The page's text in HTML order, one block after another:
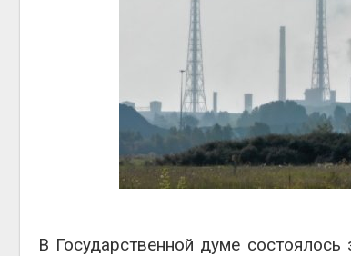
В Государственной думе состоялось
Европа теряет всё
больше лесной
биомассы из-за засух,
вредителей и рубок
В горах Карачаево-
Черкесии выявили новые
места произрастания
краснокнижных растений
Авг 6, 2026
белок для растительного